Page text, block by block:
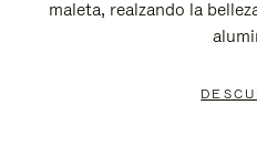
maleta, realzando la